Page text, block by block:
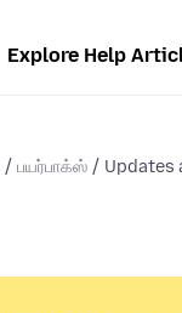
Explore Help
பயர்பாக்ஸ் Updates